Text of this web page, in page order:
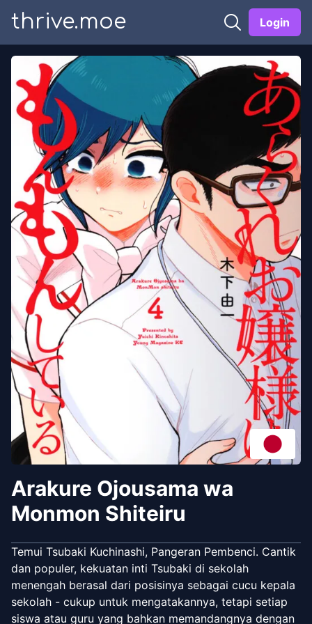
thrive.moe Login
Arakure Ojousama wa
Monmon Shiteiru
Temui Tsubaki Kuchinashi, Pangeran Pembenci. Cantik
dan populer, kekuatan inti Tsubaki di sekolah
menengah berasal dari posisinya sebagai cucu kepala
sekolah - cukup untuk mengatakannya, tetapi setiap
siswa atau guru yang bahkan memandangnya dengan